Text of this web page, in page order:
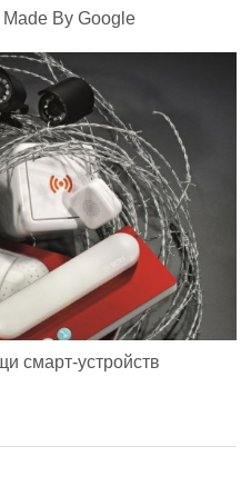
Made By Google
смарт-устройств